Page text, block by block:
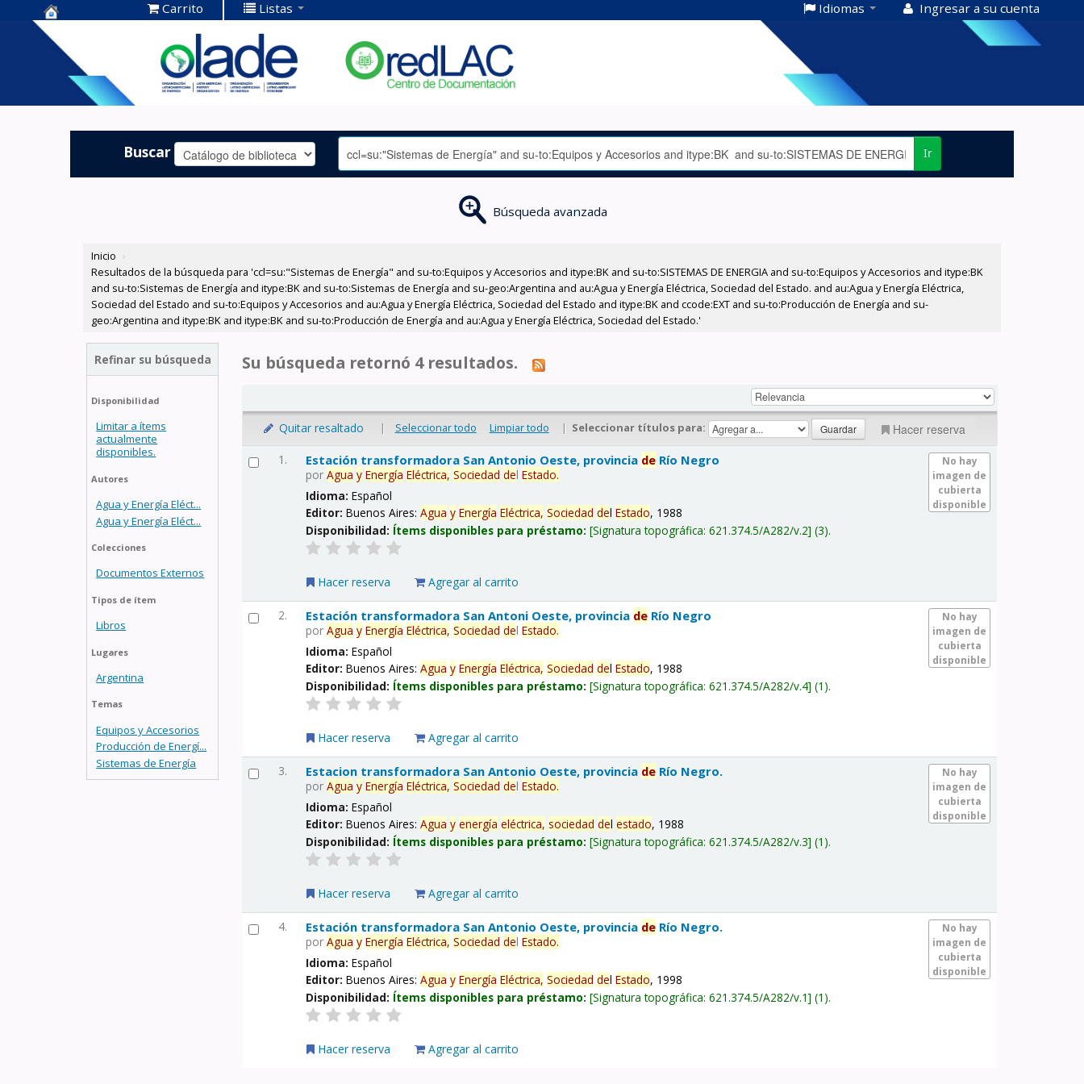
Centro de
Documentación
OLADE -
Carrito Listas Idiomas Ingresar a su cuenta
Buscar Ir
Búsqueda avanzada
Inicio ›
Resultados de la búsqueda para 'ccl=su:"Sistemas de Energía" and su-to:Equipos y Accesorios and itype:BK and su-to:SISTEMAS DE ENERGIA and su-to:Equipos y Accesorios and itype:BK
and su-to:Sistemas de Energía and itype:BK and su-to:Sistemas de Energía and su-geo:Argentina and au:Agua y Energía Eléctrica, Sociedad del Estado. and au:Agua y Energía Eléctrica,
Sociedad del Estado and su-to:Equipos y Accesorios and au:Agua y Energía Eléctrica, Sociedad del Estado and itype:BK and ccode:EXT and su-to:Producción de Energía and su-
geo:Argentina and itype:BK and itype:BK and su-to:Producción de Energía and au:Agua y Energía Eléctrica, Sociedad del Estado.'
Refinar su búsqueda
Disponibilidad
Limitar a ítems
actualmente
disponibles.
Autores
Agua y Energía Eléct...
Agua y Energía Eléct...
Colecciones
Documentos Externos
Tipos de ítem
Libros
Lugares
Argentina
Temas
Equipos y Accesorios
Producción de Energí...
Sistemas de Energía
Su búsqueda retornó 4 resultados.
Quitar resaltado | Seleccionar todo Limpiar todo | Seleccionar títulos para: Hacer reserva
1.
No hay
imagen de
cubierta
disponible
Estación transformadora San Antonio Oeste, provincia de Río Negro
porAgua y Energía Eléctrica, Sociedad delEstado.
Idioma:Español
Editor:Buenos Aires:Agua y Energía Eléctrica, Sociedad delEstado, 1988
Disponibilidad: Ítems disponibles para préstamo: Signatura topográfica:621.374.5/A282/v.2 (3).
Hacer reserva Agregar al carrito
2.
No hay
imagen de
cubierta
disponible
Estación transformadora San Antoni Oeste, provincia de Río Negro
porAgua y Energía Eléctrica, Sociedad delEstado.
Idioma:Español
Editor:Buenos Aires:Agua y Energía Eléctrica, Sociedad delEstado, 1988
Disponibilidad: Ítems disponibles para préstamo: Signatura topográfica:621.374.5/A282/v.4 (1).
Hacer reserva Agregar al carrito
3.
No hay
imagen de
cubierta
disponible
Estacion transformadora San Antonio Oeste, provincia de Río Negro.
porAgua y Energía Eléctrica, Sociedad delEstado.
Idioma:Español
Editor:Buenos Aires:Agua y energía eléctrica, sociedad delestado, 1988
Disponibilidad: Ítems disponibles para préstamo: Signatura topográfica:621.374.5/A282/v.3 (1).
Hacer reserva Agregar al carrito
4.
No hay
imagen de
cubierta
disponible
Estación transformadora San Antonio Oeste, provincia de Río Negro.
porAgua y Energía Eléctrica, Sociedad delEstado.
Idioma:Español
Editor:Buenos Aires:Agua y Energía Eléctrica, Sociedad delEstado, 1998
Disponibilidad: Ítems disponibles para préstamo: Signatura topográfica:621.374.5/A282/v.1 (1).
Hacer reserva Agregar al carrito